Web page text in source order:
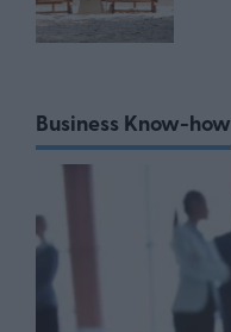
Business Know-how